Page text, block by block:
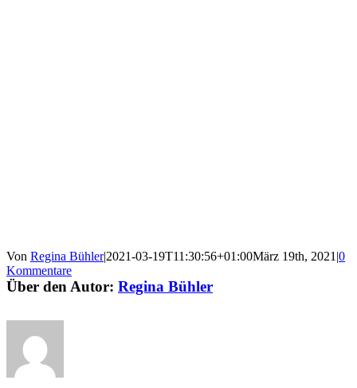
Von Regina Bühler|2021-03-19T11:30:56+01:00März 19th, 2021 |0
Kommentare
Über den Autor: Regina Bühler